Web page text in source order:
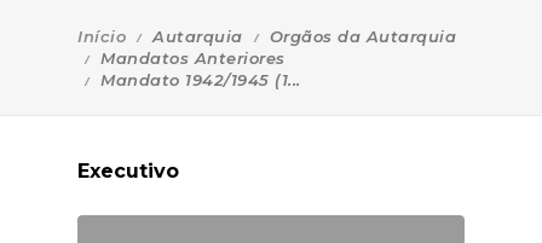
Início Autarquia
Orgãos da Autarquia
Mandatos Anteriores
Mandato 1942/1945 (1...
Executivo